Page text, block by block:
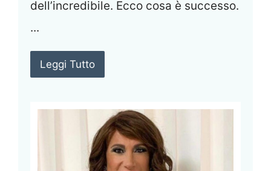
dell’incredibile. Ecco cosa è successo.
...
Leggi Tutto